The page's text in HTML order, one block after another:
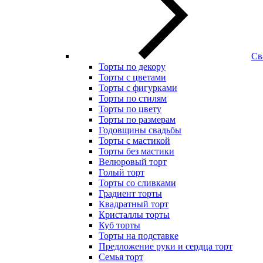
Торты по декору
Торты с цветами
Торты с фигурками
Торты по стилям
Торты по цвету
Торты по размерам
Годовщины свадьбы
Торты с мастикой
Торты без мастики
Велюровый торт
Голый торт
Торты со сливками
Градиент торты
Квадратный торт
Кристаллы торты
Куб торты
Торты на подставке
Предложение руки и сердца торт
Семья торт